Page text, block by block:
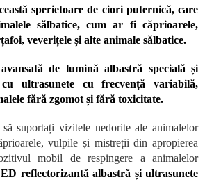
sperietoare de ciori puternică, care
sălbatice, cum ar fi căprioarele,
veverițele și alte animale sălbatice.
de lumină albastră specială și
cu ultrasunete cu frecvență variabilă,
fără zgomot și fără toxicitate.
suportați vizitele nedorite ale animalelor
vulpile și mistreții din apropierea
mobil de respingere a animalelor
reflectorizantă albastră și ultrasunete